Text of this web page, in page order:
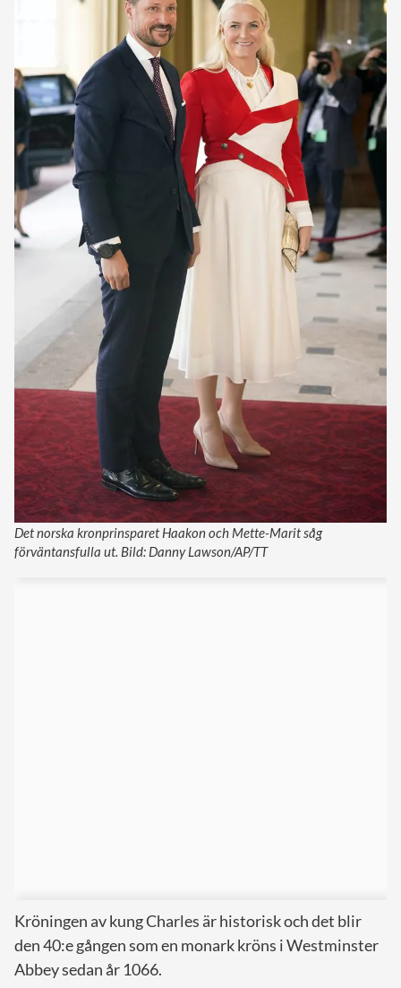
Det norska kronprinsparet Haakon och Mette-Marit såg
förväntansfulla ut. Bild: Danny Lawson/AP/TT
Kröningen av kung Charles är historisk och det blir
den 40:e gången som en monark kröns i Westminster
Abbey sedan år 1066.